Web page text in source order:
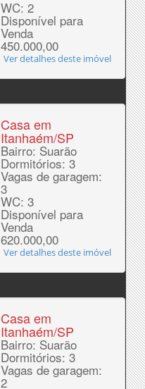
WC: 2
Disponível para
Venda
450.000,00
Ver detalhes deste imóvel
Casa em
Itanhaém/SP
Bairro: Suarão
Dormitórios: 3
Vagas de garagem:
3
WC: 3
Disponível para
Venda
620.000,00
Ver detalhes deste imóvel
Casa em
Itanhaém/SP
Bairro: Suarão
Dormitórios: 3
Vagas de garagem:
2